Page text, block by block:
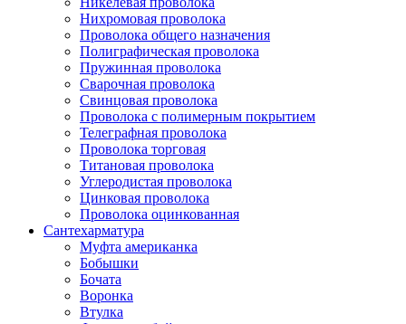
Нихромовая проволока
Проволока общего назначения
Полиграфическая проволока
Пружинная проволока
Сварочная проволока
Свинцовая проволока
Проволока с полимерным покрытием
Телеграфная проволока
Проволока торговая
Титановая проволока
Углеродистая проволока
Цинковая проволока
Проволока оцинкованная
Сантехарматура
Муфта американка
Бобышки
Бочата
Воронка
Втулка